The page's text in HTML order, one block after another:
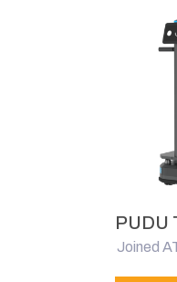
PUDU
Joined